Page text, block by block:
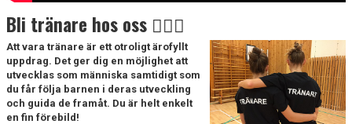
Bli tränare hos oss 🤸🏻‍♂️
Att vara tränare är ett otroligt ärofyllt
uppdrag. Det ger dig en möjlighet att
utvecklas som människa samtidigt som
du får följa barnen i deras utveckling
och guida de framåt. Du är helt enkelt
en fin förebild!